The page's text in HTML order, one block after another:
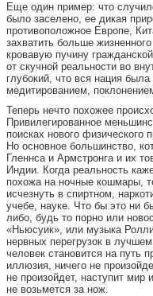
Еще один пример: что
было заселено, ее дикая
противоположное Европе,
захватить больше
кровавую пучину
от скучной реальности во
глубокий, что вся нация
медитированием,
Теперь нечто похожее
Привилегированное
поисках нового физического
Но основное большинство,
Гленнса и Армстронга и их
Индии. Когда реальность
похожа на ночные кошмары,
исчезнуть в спиртном,
учебе, науке. Что бы это ни
либо, будь то порно или
«Ньюсуик», или музыка
нервных перегрузок в
человек становится на путь
иллюзия, ничего не
не произойдет, наступит мир
не возьмется за нож.